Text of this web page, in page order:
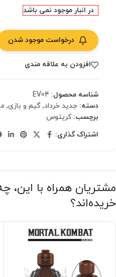
در انبار موجود نمی باشد
درخواست موجود شدن
افزودن به علاقه مندی
شناسه محصول: EV04
دسته: جدید خرداد, گیم و بازی,
برچسب: کریتوس
اشتراک گذاری:
مشتریان همراه با این،
خریده‌اند؟